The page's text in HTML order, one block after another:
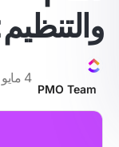
PMO Team
4 مايو 2024